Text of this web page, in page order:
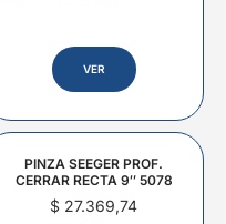
VER
PINZA SEEGER PROF.
CERRAR RECTA 9″ 5078
$ 27.369,74